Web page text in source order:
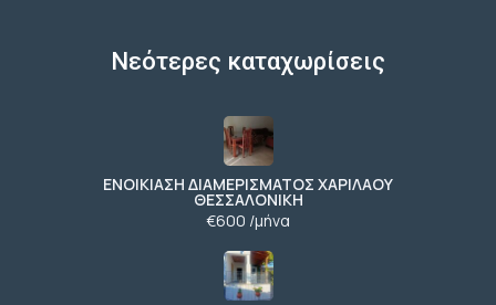
Νεότερες καταχωρίσεις
ΕΝΟΙΚΙΑΣΗ ΔΙΑΜΕΡΙΣΜΑΤΟΣ ΧΑΡΙΛΑΟΥ
ΘΕΣΣΑΛΟΝΙΚΗ
€600 /μήνα